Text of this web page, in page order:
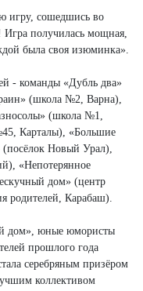
игру, сошедшись во
получилась мощная,
была своя изюминка».
- команды «Дубль два»
(школа №2, Варна),
(школа №1,
Карталы), «Большие
Новый Урал),
«Непотерянное
дом» (центр
родителей, Карабаш).
дом», юные юмористы
прошлого года
серебряным призёром
коллективом